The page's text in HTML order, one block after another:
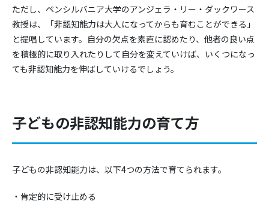
ただし、ペンシルバニア大学のアンジェラ・リー・ダックワース
教授は、「非認知能力は大人になってからも育むことができる」
と提唱しています。自分の欠点を素直に認めたり、他者の良い点
を積極的に取り入れたりして自分を変えていけば、いくつになっ
ても非認知能力を伸ばしていけるでしょう。
子どもの非認知能力の育て方
子どもの非認知能力は、以下4つの方法で育てられます。
・肯定的に受け止める